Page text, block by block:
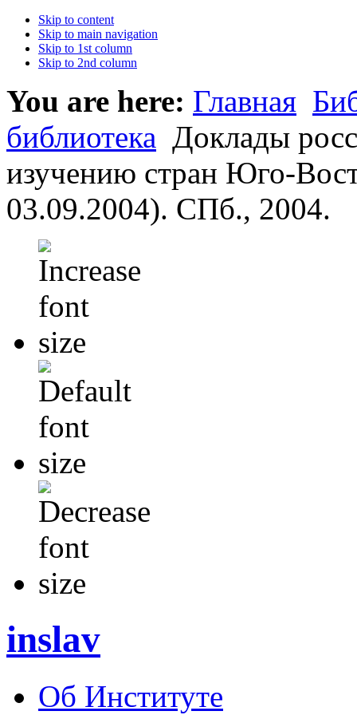
Skip to content
Skip to main navigation
Skip to 1st column
Skip to 2nd column
You are here: Главная
библиотека Доклады
изучению стран Юго-
03.09.2004). СПб., 2004.
inslav
Об Институте